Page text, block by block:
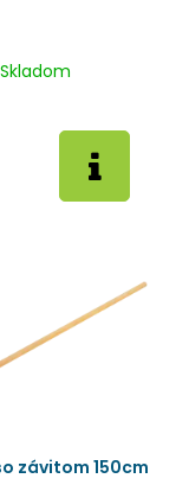
Skladom
závitom 150cm